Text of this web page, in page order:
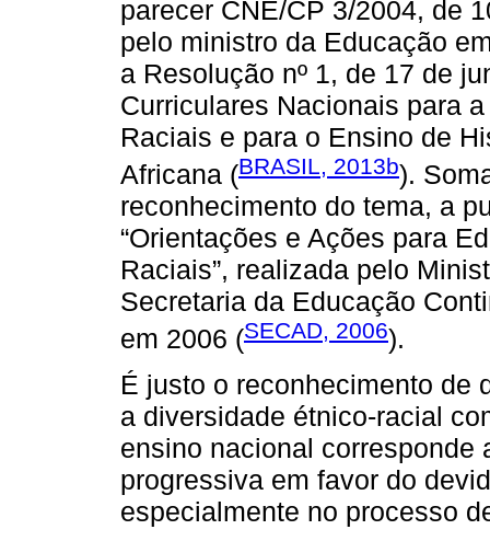
parecer CNE/CP 3/2004, de
pelo ministro da Educação
a Resolução nº 1, de 17 de
Curriculares Nacionais para
Raciais e para o Ensino de
Africana (BRASIL, 2013b).
reconhecimento do tema, a
“Orientações e Ações para
Raciais”, realizada pelo
Secretaria da Educação
em 2006 (SECAD, 2006).
É justo o reconhecimento de
a diversidade étnico-racial
ensino nacional corresponde
progressiva em favor do
especialmente no processo